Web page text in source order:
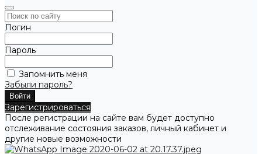
Логин
Пароль
Запомнить меня
Забыли пароль?
Зарегистрироваться
После регистрации на сайте вам будет доступно
отслеживание состояния заказов, личный кабинет и
другие новые возможности